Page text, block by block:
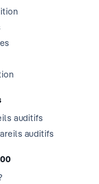
auditifs
auditifs